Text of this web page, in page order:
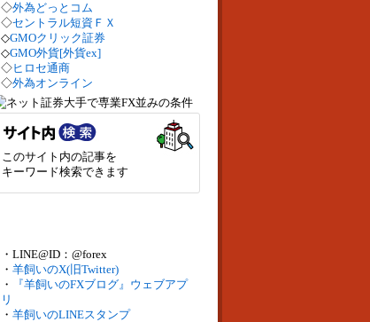
◇外為どっとコム
◇セントラル短資ＦＸ
◇GMOクリック証券
◇GMO外貨[外貨ex]
◇ヒロセ通商
◇外為オンライン
このサイト内の記事を
キーワード検索できます
・LINE@ID：@forex
・ 羊飼いのX(旧Twitter)
・
『羊飼いのFXブログ』ウェブアプ
リ
・ 羊飼いのLINEスタンプ